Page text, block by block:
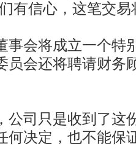
有信心，这笔交易
会将成立一个特
员会还将聘请财务
司只是收到了这
何决定，也不能保